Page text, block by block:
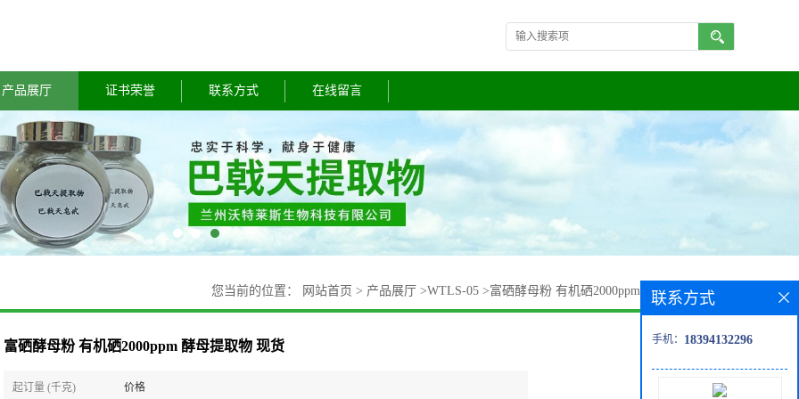
产品展厅 证书荣誉 联系方式 在线留言
您当前的位置： 网站首页 > 产品展厅 >WTLS-05 >富硒酵母粉 有机硒2000ppm 酵母提取物 现货
富硒酵母粉 有机硒2000ppm 酵母提取物 现货
起订量 (千克) 价格
联系方式
手机： 18394132296